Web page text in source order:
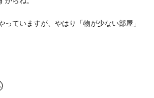
っていますが、やはり「物が少ない部屋」